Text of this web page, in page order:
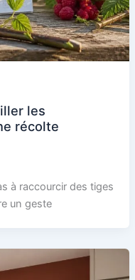
les
récolte
à raccourcir des tiges
un geste